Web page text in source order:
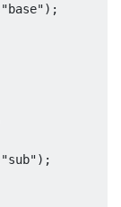
"base");
"sub");